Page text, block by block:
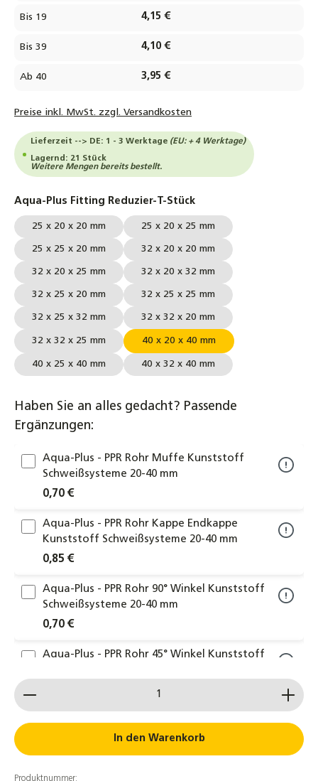
Bis 19 4,15 €
Bis 39 4,10 €
Ab 40 3,95 €
Preise inkl. MwSt. zzgl. Versandkosten
Lieferzeit --> DE: 1 - 3 Werktage (EU: + 4 Werktage)
Lagernd: 21 Stück
Weitere Mengen bereits bestellt.
Aqua-Plus Fitting Reduzier-T-Stückauswählen
25 x 20 x 20 mm 25 x 20 x 25 mm
25 x 25 x 20 mm 32 x 20 x 20 mm
32 x 20 x 25 mm 32 x 20 x 32 mm
32 x 25 x 20 mm 32 x 25 x 25 mm
32 x 25 x 32 mm 32 x 32 x 20 mm
32 x 32 x 25 mm 40 x 20 x 40 mm
40 x 25 x 40 mm 40 x 32 x 40 mm
Haben Sie an alles gedacht? Passende
Ergänzungen:
Aqua-Plus - PPR Rohr Muffe Kunststoff
Schweißsysteme 20-40 mm
0,70 €
Aqua-Plus - PPR Rohr Kappe Endkappe
Kunststoff Schweißsysteme 20-40 mm
0,85 €
Aqua-Plus - PPR Rohr 90° Winkel Kunststoff
Schweißsysteme 20-40 mm
0,70 €
Aqua-Plus - PPR Rohr 45° Winkel Kunststoff
Aqua-Plus - PPR Rohr T-Stück mit
Innengewinde Kunststoff Schweißsysteme
Produkt Anzahl: Gib den gewünschten Wert ein
In den Warenkorb
Produktnummer: